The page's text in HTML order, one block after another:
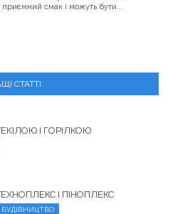
приємний смак і можуть бути...
СТАТТІ
І ГОРІЛКОЮ
І ПІНОПЛЕКС